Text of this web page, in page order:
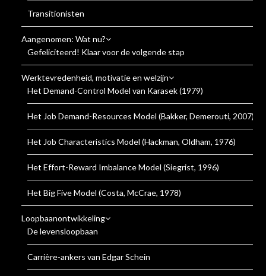
Transitionisten
Aangenomen: Wat nu?
Gefeliciteerd! Klaar voor de volgende stap
Werktevredenheid, motivatie en welzijn
Het Demand-Control Model van Karasek (1979)
Het Job Demand-Resources Model (Bakker, Demerouti, 2007)
Het Job Characteristics Model (Hackman, Oldham, 1976)
Het Effort-Reward Imbalance Model (Siegrist, 1996)
Het Big Five Model (Costa, McCrae, 1978)
Loopbaanontwikkeling
De levensloopbaan
Carrière-ankers van Edgar Schein